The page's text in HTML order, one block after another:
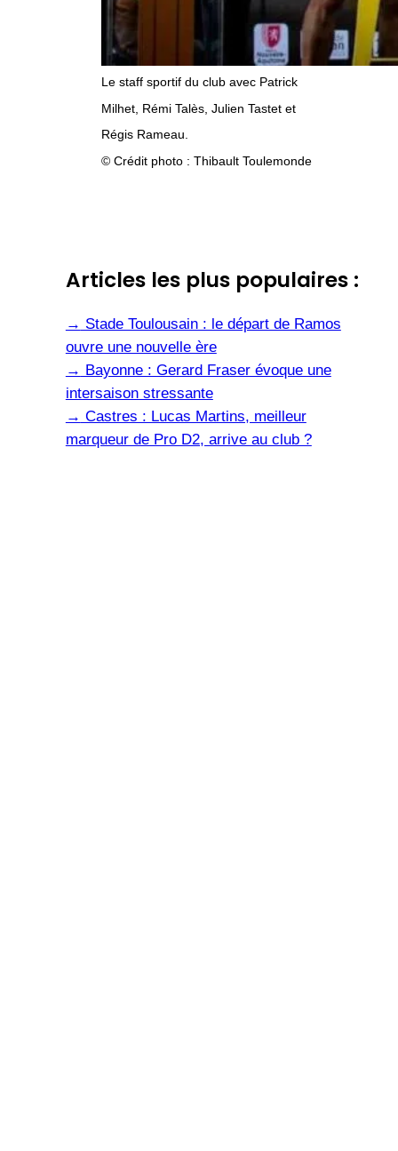
Le staff sportif du club avec Patrick
Milhet, Rémi Talès, Julien Tastet et
Régis Rameau.
© Crédit photo : Thibault Toulemonde
Articles les plus populaires :
→ Stade Toulousain : le départ de Ramos
ouvre une nouvelle ère
→ Bayonne : Gerard Fraser évoque une
intersaison stressante
→ Castres : Lucas Martins, meilleur
marqueur de Pro D2, arrive au club ?